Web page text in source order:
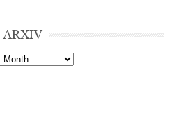
ARXIV